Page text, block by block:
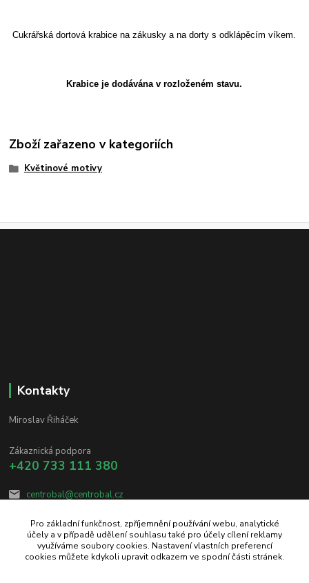
Cukrářská dortová krabice na zákusky a na dorty s odklápěcím víkem.
Krabice je dodávána v rozloženém stavu.
Zboží zařazeno v kategoriích
Květinové motivy
Kontakty
Miroslav Řiháček
Zákaznická podpora
+420 733 111 380
centrobal@centrobal.cz
Pro základní funkčnost, zpříjemnění používání webu, analytické
účely a v případě udělení souhlasu také pro účely cílení reklamy
využíváme soubory cookies. Nastavení vlastních preferencí
cookies můžete kdykoli upravit odkazem ve spodní části stránek.